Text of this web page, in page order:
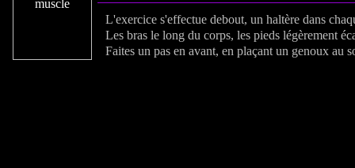
L'exercice s'effectue debout, un haltère dans
Les bras le long du corps, les pieds légèrement
Faites un pas en avant, en plaçant un genoux au